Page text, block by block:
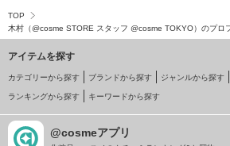
TOP
木村（@cosme STORE スタッフ @cosme TOKYO）のプロ
アイテムを探す
カテゴリーから探す ブランドから探す ジャンルから探す
ランキングから探す キーワードから探す
@cosmeアプリ